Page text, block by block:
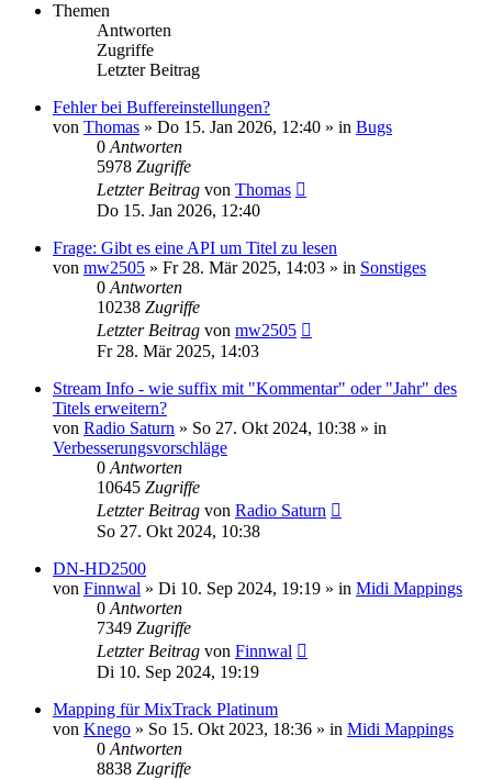
Themen
Antworten
Zugriffe
Letzter Beitrag
Fehler bei Buffereinstellungen?
von Thomas » Do 15. Jan 2026, 12:40 » in Bugs
0 Antworten
5978 Zugriffe
Letzter Beitrag von Thomas
Do 15. Jan 2026, 12:40
Frage: Gibt es eine API um Titel zu lesen
von mw2505 » Fr 28. Mär 2025, 14:03 » in Sonstiges
0 Antworten
10238 Zugriffe
Letzter Beitrag von mw2505
Fr 28. Mär 2025, 14:03
Stream Info - wie suffix mit "Kommentar" oder "Jahr" des
Titels erweitern?
von Radio Saturn » So 27. Okt 2024, 10:38 » in
Verbesserungsvorschläge
0 Antworten
10645 Zugriffe
Letzter Beitrag von Radio Saturn
So 27. Okt 2024, 10:38
DN-HD2500
von Finnwal » Di 10. Sep 2024, 19:19 » in Midi Mappings
0 Antworten
7349 Zugriffe
Letzter Beitrag von Finnwal
Di 10. Sep 2024, 19:19
Mapping für MixTrack Platinum
von Knego » So 15. Okt 2023, 18:36 » in Midi Mappings
0 Antworten
8838 Zugriffe